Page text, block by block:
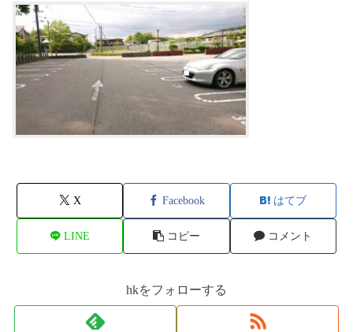
X Facebook はてブ
LINE コピー コメント
hkをフォローする